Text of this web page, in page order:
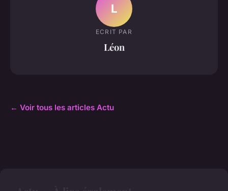
L
ECRIT PAR
Léon
← Voir tous les articles Actu